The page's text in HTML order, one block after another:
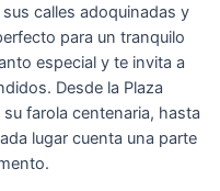
calles adoquinadas y
para un tranquilo
especial y te invita a
Desde la Plaza
farola centenaria, hasta
lugar cuenta una parte